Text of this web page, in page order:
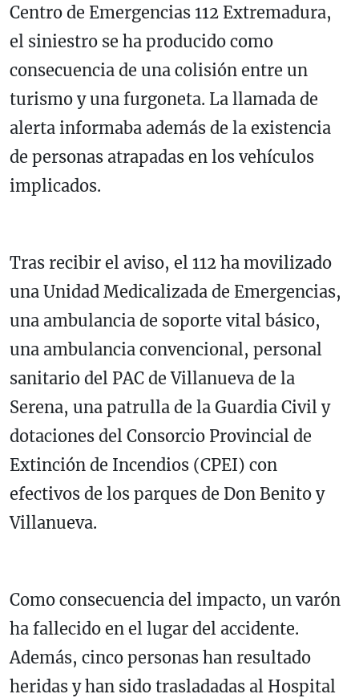
Centro de Emergencias 112 Extremadura,
el siniestro se ha producido como
consecuencia de una colisión entre un
turismo y una furgoneta. La llamada de
alerta informaba además de la existencia
de personas atrapadas en los vehículos
implicados.
Tras recibir el aviso, el 112 ha movilizado
una Unidad Medicalizada de Emergencias,
una ambulancia de soporte vital básico,
una ambulancia convencional, personal
sanitario del PAC de Villanueva de la
Serena, una patrulla de la Guardia Civil y
dotaciones del Consorcio Provincial de
Extinción de Incendios (CPEI) con
efectivos de los parques de Don Benito y
Villanueva.
Como consecuencia del impacto, un varón
ha fallecido en el lugar del accidente.
Además, cinco personas han resultado
heridas y han sido trasladadas al Hospital